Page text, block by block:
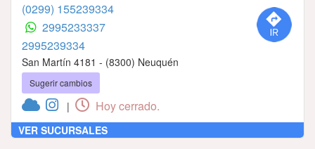
(0299) 155239334
2995233337
2995239334
San Martín 4181 - (8300) Neuquén
Sugerir cambios
| Hoy cerrado.
VER SUCURSALES